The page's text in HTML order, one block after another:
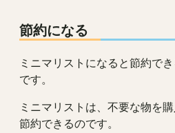
節約になる
ミニマリストになると節約で
です。
ミニマリストは、不要な物を
節約できるのです。